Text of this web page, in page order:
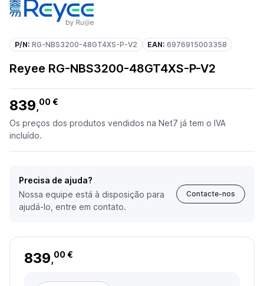
P/N: RG-NBS3200-48GT4XS-P-V2 EAN: 6976915003358
Reyee RG-NBS3200-48GT4XS-P-V2
839,00 €
Os preços dos produtos vendidos na Net7 já tem o IVA
incluído.
Precisa de ajuda?
Nossa equipe está à disposição para
ajudá-lo, entre em contato.
Contacte-nos
839,00 €